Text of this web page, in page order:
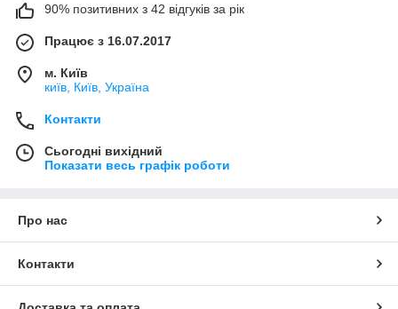
90% позитивних з 42 відгуків за рік
Працює з 16.07.2017
м. Київ
київ, Київ, Україна
Контакти
Сьогодні вихідний
Показати весь графік роботи
Про нас
Контакти